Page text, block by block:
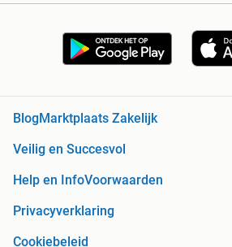
BlogMarktplaats Zakelijk
Veilig en Succesvol
Help en InfoVoorwaarden
Privacyverklaring
Cookiebeleid